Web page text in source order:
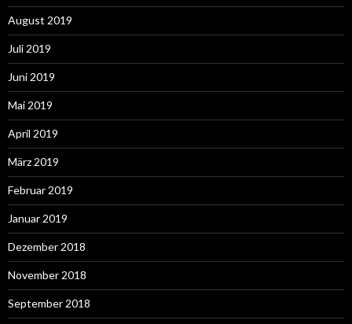
August 2019
Juli 2019
Juni 2019
Mai 2019
April 2019
März 2019
Februar 2019
Januar 2019
Dezember 2018
November 2018
September 2018